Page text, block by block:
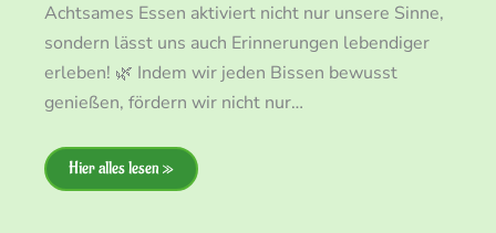
Achtsames Essen aktiviert nicht nur unsere Sinne,
sondern lässt uns auch Erinnerungen lebendiger
erleben! 🌿 Indem wir jeden Bissen bewusst
genießen, fördern wir nicht nur…
Hier alles lesen »